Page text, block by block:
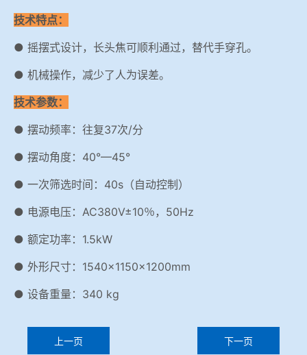
技术特点：
● 摇摆式设计，长头焦可顺利通过，替代手穿孔。
● 机械操作，减少了人为误差。
技术参数：
● 摆动频率：往复37次/分
● 摆动角度：40°—45°
● 一次筛选时间：40s（自动控制）
● 电源电压：AC380V±10％，50Hz
● 额定功率：1.5kW
● 外形尺寸：1540×1150×1200mm
● 设备重量：340 kg
上一页 下一页